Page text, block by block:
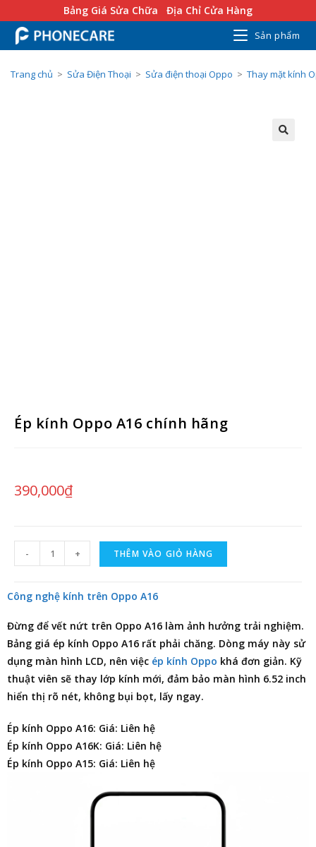
Bảng Giá Sửa Chữa Địa Chỉ Cửa Hàng
Sản phẩm
Trang chủ > Sửa Điện Thoại > Sửa điện thoại Oppo > Thay mặt kính
Ép kính Oppo A16 chính hãng
390,000₫
- + THÊM VÀO GIỎ HÀNG
Công nghệ kính trên Oppo A16
Đừng để vết nứt trên Oppo A16 làm ảnh hưởng trải nghiệm.
Bảng giá ép kính Oppo A16 rất phải chăng. Dòng máy này sử
dụng màn hình LCD, nên việc ép kính Oppo khá đơn giản. Kỹ
thuật viên sẽ thay lớp kính mới, đảm bảo màn hình 6.52 inch
hiển thị rõ nét, không bụi bọt, lấy ngay.
Ép kính Oppo A16: Giá: Liên hệ
Ép kính Oppo A16K: Giá: Liên hệ
Ép kính Oppo A15: Giá: Liên hệ